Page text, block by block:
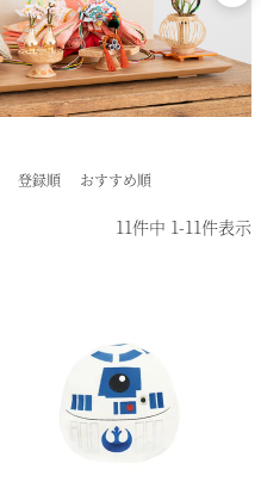
登録順 おすすめ順
11件中 1-11件表示